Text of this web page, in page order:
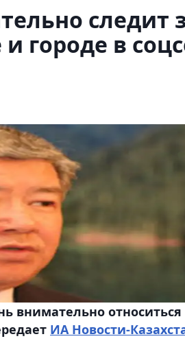
следит
городе в
внимательно относиться
ИА Новости-